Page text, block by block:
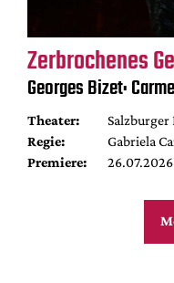
Zerbrochenes
Georges Bizet:
Theater:
Salzburger
Regie:
Gabriela
Premiere:
26.07.2026